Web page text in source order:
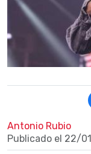
Antonio Rubio
Publicado el 22/